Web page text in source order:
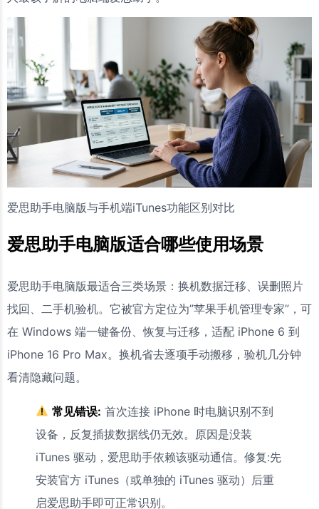
爱思助手电脑版与手机端iTunes功能区别对比
爱思助手电脑版适合哪些使用场景
爱思助手电脑版最适合三类场景：换机数据迁移、误删照片
找回、二手机验机。它被官方定位为”苹果手机管理专家”，可
在 Windows 端一键备份、恢复与迁移，适配 iPhone 6 到
iPhone 16 Pro Max。换机省去逐项手动搬移，验机几分钟
看清隐藏问题。
常见错误: 首次连接 iPhone 时电脑识别不到
设备，反复插拔数据线仍无效。原因是没装
iTunes 驱动，爱思助手依赖该驱动通信。修复:先
安装官方 iTunes（或单独的 iTunes 驱动）后重
启爱思助手即可正常识别。